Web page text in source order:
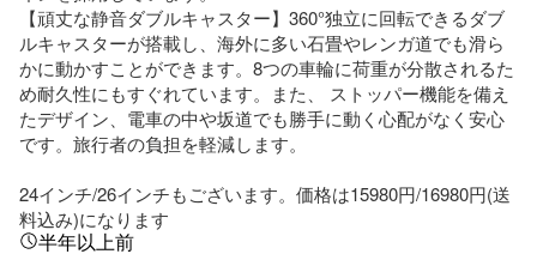
【頑丈な静音ダブルキャスター】360°独立に回転できるダブ
ルキャスターが搭載し、海外に多い石畳やレンガ道でも滑ら
かに動かすことができます。8つの車輪に荷重が分散されるた
め耐久性にもすぐれています。また、 ストッパー機能を備え
たデザイン、電車の中や坂道でも勝手に動く心配がなく安心
です。旅行者の負担を軽減します。
24インチ/26インチもございます。価格は15980円/16980円(送
料込み)になります
半年以上前